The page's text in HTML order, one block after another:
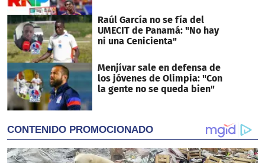
Raúl García no se fía del
UMECIT de Panamá: "No hay
ni una Cenicienta"
Menjívar sale en defensa de
los jóvenes de Olimpia: "Con
la gente no se queda bien"